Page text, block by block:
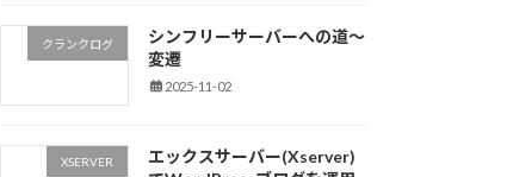
クランクログ
シンフリーサーバーへの道～
変遷
2025-11-02
XSERVER
エックスサーバー(Xserver)